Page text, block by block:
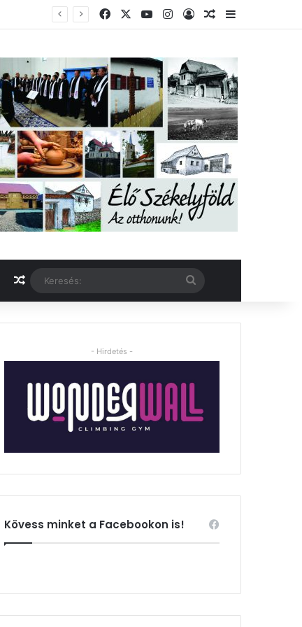
FacebookYouTubeInstagram
BelépésVéletlen cikk
Oldalsáv
Véletlen cikk Keresés:
- Hirdetés -
Kövess minket a Facebookon is!